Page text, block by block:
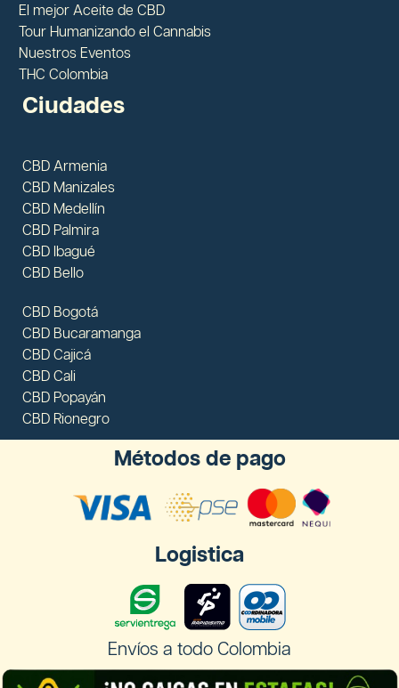
El mejor Aceite de CBD
Tour Humanizando el Cannabis
Nuestros Eventos
THC Colombia
Ciudades
CBD Armenia
CBD Manizales
CBD Medellín
CBD Palmira
CBD Ibagué
CBD Bello
CBD Bogotá
CBD Bucaramanga
CBD Cajicá
CBD Cali
CBD Popayán
CBD Rionegro
Métodos de pago
Logistica
Envíos a todo Colombia